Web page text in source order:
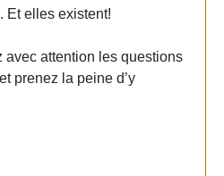
Et elles existent!
avec attention les questions
prenez la peine d’y